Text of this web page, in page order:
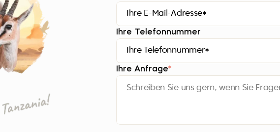
Ihre Telefonnummer
Ihre Anfrage*